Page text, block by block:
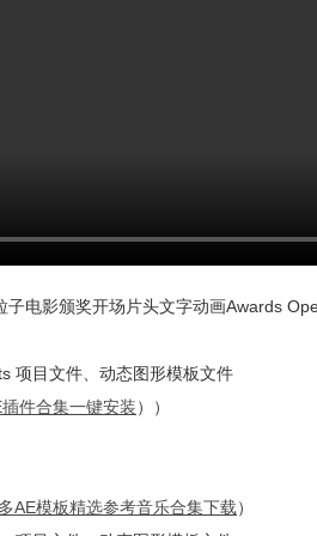
子电影颁奖开场片头文字动画Awards
项目文件、动态图形模板文件
件合集一键安装））
AE模板精选参考音乐合集下载）